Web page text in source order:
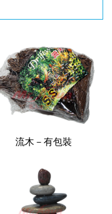
流木－有包裝